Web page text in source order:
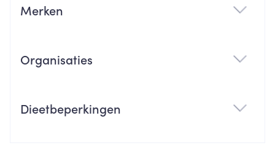
Merken
Organisaties
Dieetbeperkingen